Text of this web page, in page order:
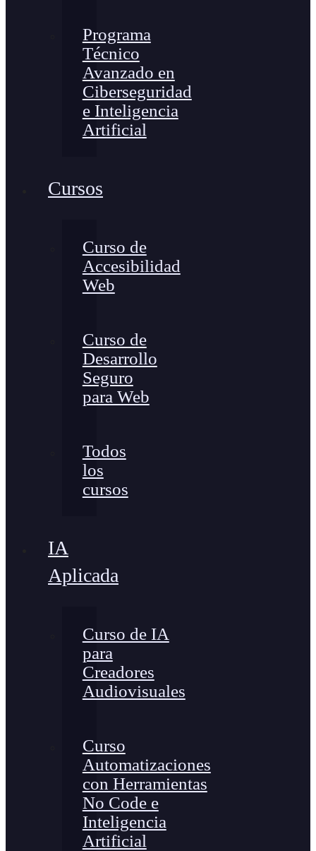
Programa
Técnico
Avanzado en
Ciberseguridad
e Inteligencia
Artificial
Cursos
Curso de
Accesibilidad
Web
Curso de
Desarrollo
Seguro
para Web
Todos
los
cursos
IA
Aplicada
Curso de IA
para
Creadores
Audiovisuales
Curso
Automatizaciones
con Herramientas
No Code e
Inteligencia
Artificial